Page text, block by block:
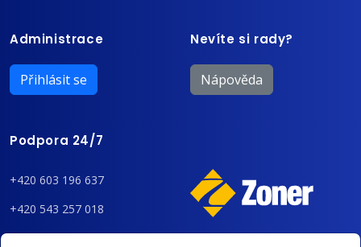
Administrace
Přihlásit se
Nevíte si rady?
Nápověda
Podpora 24/7
+420 603 196 637
+420 543 257 018
admin@regzone.cz